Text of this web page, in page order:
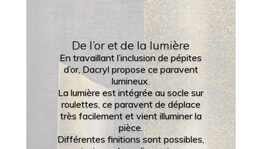
De l’or et de la lumière
En travaillant l’inclusion de pépites
d’or, Dacryl propose ce paravent
lumineux.
La lumière est intégrée au socle sur
roulettes, ce paravent de déplace
très facilement et vient illuminer la
pièce.
Différentes finitions sont possibles,